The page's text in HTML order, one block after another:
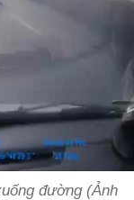
đường (Ảnh